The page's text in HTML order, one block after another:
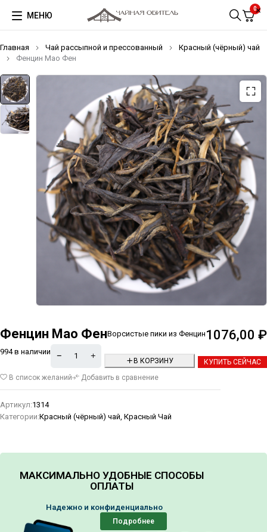
МЕНЮ
0
Главная Чай рассыпной и прессованный
Красный (чёрный) чай
Фенцин Мао Фен
Фенцин Мао ФенВорсистые пики из Фенцин 1076,00 ₽
994 в наличии
В КОРЗИНУ КУПИТЬ СЕЙЧАС
Alternative:
В список желаний Добавить в сравнение
Артикул:1314
Категории:Красный (чёрный) чай, Красный Чай
МАКСИМАЛЬНО УДОБНЫЕ СПОСОБЫ
ОПЛАТЫ
Надежно и конфиденциально
Подробнее